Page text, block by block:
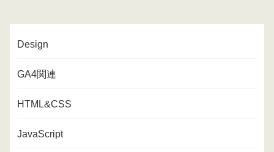
Design
GA4関連
HTML&CSS
JavaScript